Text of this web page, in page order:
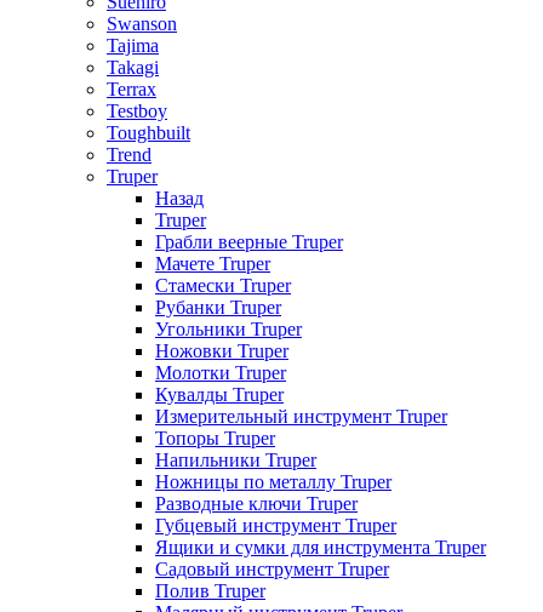
Swanson
Tajima
Takagi
Terrax
Testboy
Toughbuilt
Trend
Truper
Назад
Truper
Грабли веерные Truper
Мачете Truper
Стамески Truper
Рубанки Truper
Угольники Truper
Ножовки Truper
Молотки Truper
Кувалды Truper
Измерительный инструмент Truper
Топоры Truper
Напильники Truper
Ножницы по металлу Truper
Разводные ключи Truper
Губцевый инструмент Truper
Ящики и сумки для инструмента Truper
Садовый инструмент Truper
Полив Truper